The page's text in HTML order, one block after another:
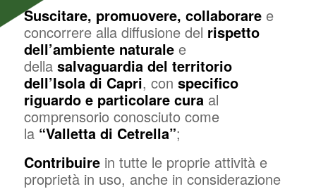
Suscitare, promuovere, collaboraree
concorrere alla diffusione del rispetto
dell’ambiente naturalee
della salvaguardia del territorio
dell’Isola di Capri, con specifico
riguardo e particolare curaal
comprensorio conosciuto come
la “Valletta di Cetrella”;
Contribuirein tutte le proprie attività e
proprietà in uso, anche in considerazione